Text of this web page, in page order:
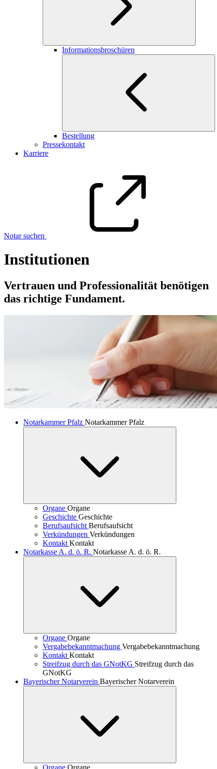
Informationsbroschüren
Bestellung
Pressekontakt
Karriere
Notar suchen
Institutionen
Vertrauen und Professionalität benötigen
das richtige Fundament.
Notarkammer Pfalz Notarkammer Pfalz
Organe Organe
Geschichte Geschichte
Berufsaufsicht Berufsaufsicht
Verkündungen Verkündungen
Kontakt Kontakt
Notarkasse A. d. ö. R. Notarkasse A. d. ö. R.
Organe Organe
Vergabebekanntmachung Vergabebekanntmachung
Kontakt Kontakt
Streifzug durch das GNotKG Streifzug durch das
GNotKG
Bayerischer Notarverein Bayerischer Notarverein
Organe Organe